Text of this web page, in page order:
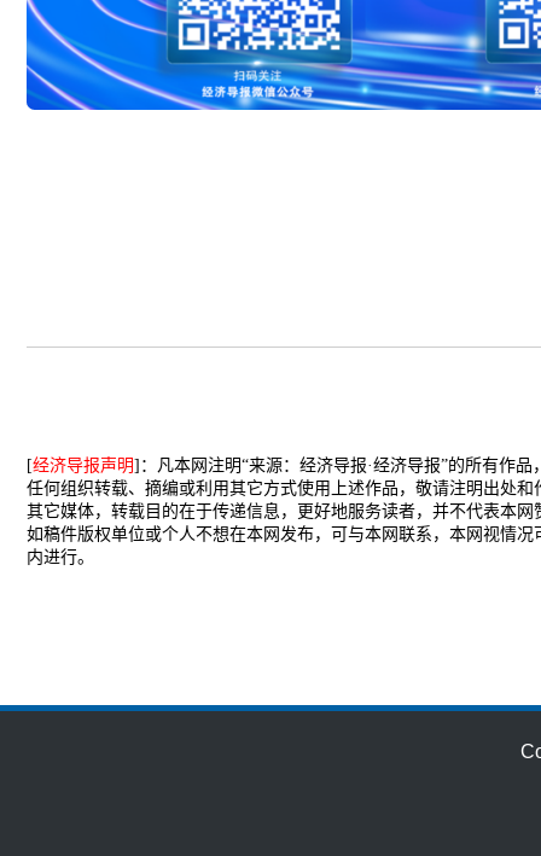
[经济导报声明]：凡本网注明“来源：经济导报·经济导报”的所有作
任何组织转载、摘编或利用其它方式使用上述作品，敬请注明出处
其它媒体，转载目的在于传递信息，更好地服务读者，并不代表本
如稿件版权单位或个人不想在本网发布，可与本网联系，本网视情
内进行。